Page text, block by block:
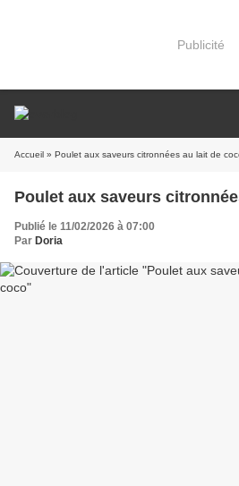
Publicité
Accueil » Poulet aux saveurs citronnées au lait de
Poulet aux saveurs
Publié le 11/02/2026 à 07:00
Par Doria